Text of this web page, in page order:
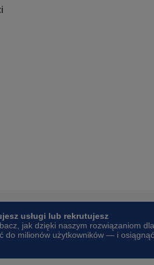
usługi lub rekrutujesz
jak dzięki naszym rozwiązaniom dla
do milionów użytkowników — i osiągnąć